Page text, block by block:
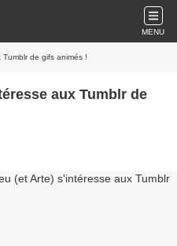
MENU
de gifs animés !
aux Tumblr de